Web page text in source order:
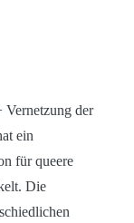
der
ein
für queere
Die